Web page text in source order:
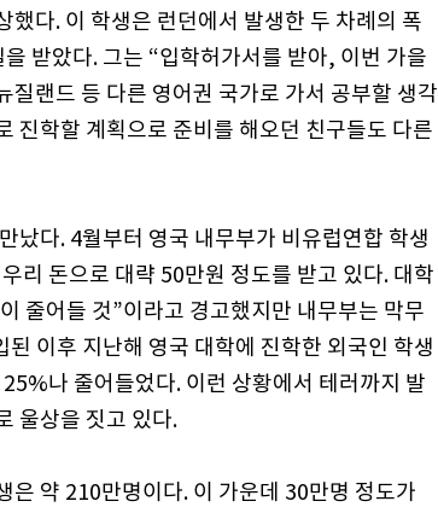
다. 이 학생은 런던에서 발생한 두 차례의 폭
받았다. 그는 “입학허가서를 받아, 이번 가을
랜드 등 다른 영어권 국가로 가서 공부할 생각
진학할 계획으로 준비를 해오던 친구들도 다른
났다. 4월부터 영국 내무부가 비유럽연합 학생
리 돈으로 대략 50만원 정도를 받고 있다. 대학
줄어들 것”이라고 경고했지만 내무부는 막무
이후 지난해 영국 대학에 진학한 외국인 학생
나 줄어들었다. 이런 상황에서 테러까지 발
울상을 짓고 있다.
은 약 210만명이다. 이 가운데 30만명 정도가